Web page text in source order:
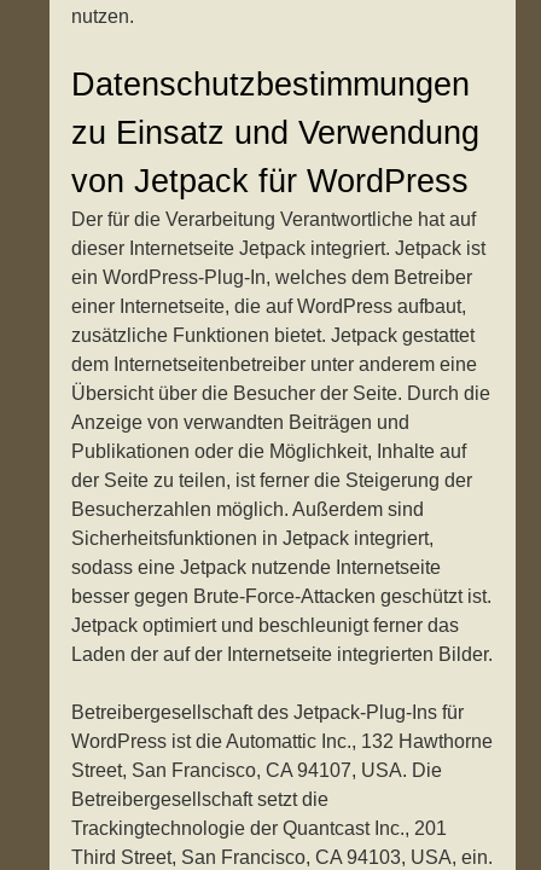
nutzen.
Datenschutzbestimmungen
zu Einsatz und Verwendung
von Jetpack für WordPress
Der für die Verarbeitung Verantwortliche hat auf
dieser Internetseite Jetpack integriert. Jetpack ist
ein WordPress-Plug-In, welches dem Betreiber
einer Internetseite, die auf WordPress aufbaut,
zusätzliche Funktionen bietet. Jetpack gestattet
dem Internetseitenbetreiber unter anderem eine
Übersicht über die Besucher der Seite. Durch die
Anzeige von verwandten Beiträgen und
Publikationen oder die Möglichkeit, Inhalte auf
der Seite zu teilen, ist ferner die Steigerung der
Besucherzahlen möglich. Außerdem sind
Sicherheitsfunktionen in Jetpack integriert,
sodass eine Jetpack nutzende Internetseite
besser gegen Brute-Force-Attacken geschützt ist.
Jetpack optimiert und beschleunigt ferner das
Laden der auf der Internetseite integrierten Bilder.
Betreibergesellschaft des Jetpack-Plug-Ins für
WordPress ist die Automattic Inc., 132 Hawthorne
Street, San Francisco, CA 94107, USA. Die
Betreibergesellschaft setzt die
Trackingtechnologie der Quantcast Inc., 201
Third Street, San Francisco, CA 94103, USA, ein.